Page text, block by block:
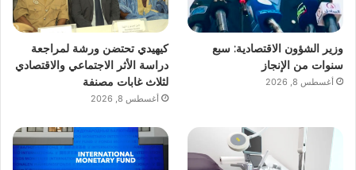
وزير الشؤون الاقتصادية: سبع
سنوات من الإنجاز
أغسطس 8, 2026
كيهيدي تحتضن ورشة لمراجعة
دراسة الأثر الاجتماعي والاقتصادي
لثلاث غابات مصنفة
أغسطس 8, 2026